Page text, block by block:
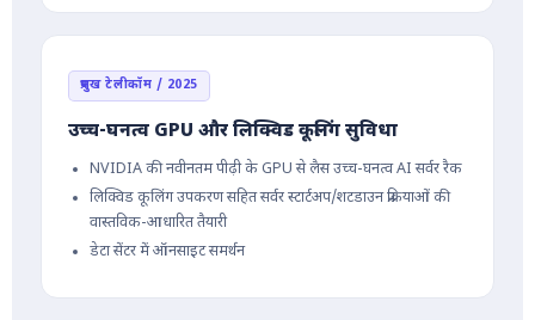
प्रमुख टेलीकॉम / 2025
उच्च-घनत्व GPU और लिक्विड कूलिंग सुविधा
NVIDIA की नवीनतम पीढ़ी के GPU से लैस उच्च-घनत्व AI सर्वर रैक
लिक्विड कूलिंग उपकरण सहित सर्वर स्टार्टअप/शटडाउन प्रक्रियाओं की
वास्तविक-आधारित तैयारी
डेटा सेंटर में ऑनसाइट समर्थन